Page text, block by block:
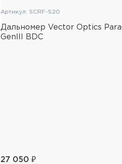
Единицы измерения:
Погрешность
Артикул: SCRF-S20
Дальномер Vector Optics
GenIII BDC
27 050 ₽